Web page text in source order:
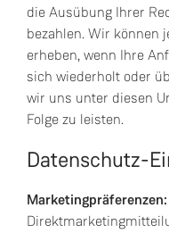
die Ausübung Ihrer
bezahlen. Wir können
erheben, wenn Ihre
sich wiederholt oder
wir uns unter diesen
Folge zu leisten.
Datenschutz-
Marketingpräferenzen: